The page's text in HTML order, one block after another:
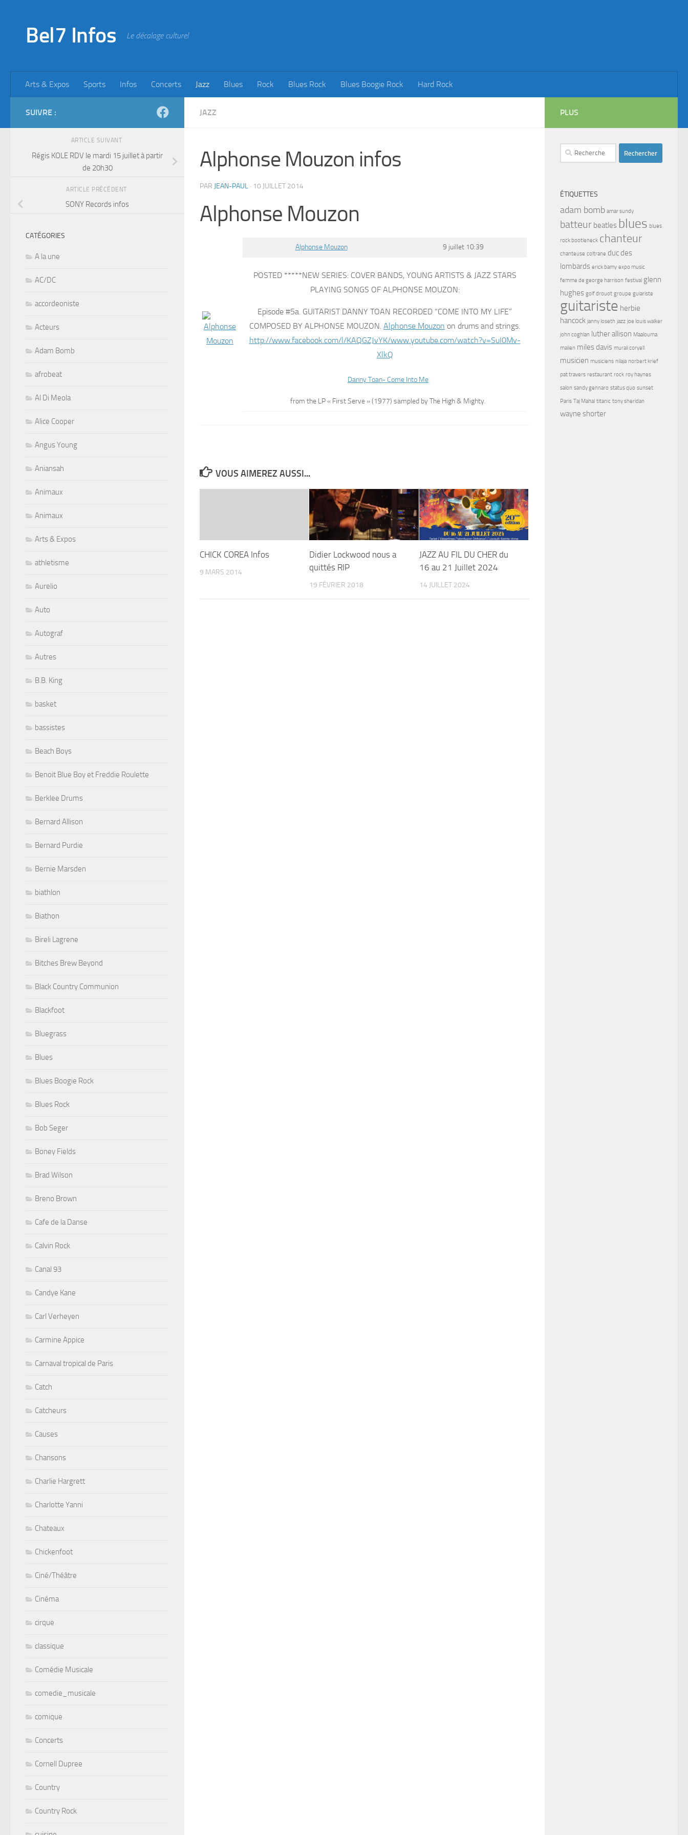
Bel7 Infos Le décalage culturel
Arts & Expos Sports Infos Concerts Jazz Blues Rock Blues Rock Blues Boogie Rock Hard Rock
JAZZ
Alphonse Mouzon infos
PAR JEAN-PAUL · 10 JUILLET 2014
Alphonse Mouzon
Alphonse Mouzon 9 juillet 10:39
POSTED *****NEW SERIES: COVER BANDS, YOUNG ARTISTS & JAZZ STARS
PLAYING SONGS OF ALPHONSE MOUZON:
Episode #5a. GUITARIST DANNY TOAN RECORDED “COME INTO MY LIFE”
COMPOSED BY ALPHONSE MOUZON. Alphonse Mouzon on drums and strings.
http://www.facebook.com/l/KAQGZJvYK/www.youtube.com/watch?v=SuI0Mv-
XlkQ
Danny Toan- Come Into Me
from the LP « First Serve » (1977) sampled by The High & Mighty.
VOUS AIMEREZ AUSSI...
CHICK COREA Infos
9 MARS 2014
Didier Lockwood nous a
quittés RIP
19 FÉVRIER 2018
JAZZ AU FIL DU CHER du
16 au 21 Juillet 2024
14 JUILLET 2024
SUIVRE :
ARTICLE SUIVANT
Régis KOLE RDV le mardi 15 juillet à partir
de 20h30
ARTICLE PRÉCÉDENT
SONY Records infos
CATÉGORIES
A la une
AC/DC
accordeoniste
Acteurs
Adam Bomb
afrobeat
Al Di Meola
Alice Cooper
Angus Young
Aniansah
Animaux
Animaux
Arts & Expos
athletisme
Aurelio
Auto
Autograf
Autres
B.B. King
basket
bassistes
Beach Boys
Benoit Blue Boy et Freddie Roulette
Berklee Drums
Bernard Allison
Bernard Purdie
Bernie Marsden
biathlon
Biathon
Bireli Lagrene
Bitches Brew Beyond
Black Country Communion
Blackfoot
Bluegrass
Blues
Blues Boogie Rock
Blues Rock
Bob Seger
Boney Fields
Brad Wilson
Breno Brown
Cafe de la Danse
Calvin Rock
Canal 93
Candye Kane
Carl Verheyen
Carmine Appice
Carnaval tropical de Paris
Catch
Catcheurs
Causes
Chansons
Charlie Hargrett
Charlotte Yanni
Chateaux
Chickenfoot
Ciné/Théâtre
Cinéma
cirque
classique
Comédie Musicale
comedie_musicale
comique
Concerts
Cornell Dupree
Country
Country Rock
PLUS
Rechercher :
ÉTIQUETTES
adam bomb amar sundy
batteur beatles blues blues
rock bootleneck chanteur
chanteuse coltrane duc des
lombards erick bamy expo music
femme de george harrison festival glenn
hughes golf drouot groupe guiariste
guitariste herbie
hancock janny loseth jazz joe louis walker
john coghlan luther allison Maalouma
malien miles davis murali coryell
musicien musiciens nilaja norbert krief
pat travers restaurant rock roy haynes
salon sandy gennaro status quo sunset
Paris Taj Mahal titanic tony sheridan
wayne shorter